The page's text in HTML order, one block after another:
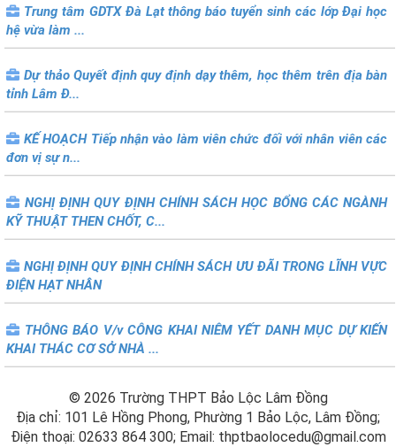
Trung tâm GDTX Đà Lạt thông báo tuyển sinh các lớp Đại học
hệ vừa làm ...
Dự thảo Quyết định quy định dạy thêm, học thêm trên địa bàn
tỉnh Lâm Đ...
KẾ HOẠCH Tiếp nhận vào làm viên chức đối với nhân viên các
đơn vị sự n...
NGHỊ ĐỊNH QUY ĐỊNH CHÍNH SÁCH HỌC BỔNG CÁC NGÀNH
KỸ THUẬT THEN CHỐT, C...
NGHỊ ĐỊNH QUY ĐỊNH CHÍNH SÁCH ƯU ĐÃI TRONG LĨNH VỰC
ĐIỆN HẠT NHÂN
THÔNG BÁO V/v CÔNG KHAI NIÊM YẾT DANH MỤC DỰ KIẾN
KHAI THÁC CƠ SỞ NHÀ ...
© 2026 Trường THPT Bảo Lộc Lâm Đồng
Địa chỉ: 101 Lê Hồng Phong, Phường 1 Bảo Lộc, Lâm Đồng;
Điện thoại: 02633 864 300; Email: thptbaolocedu@gmail.com